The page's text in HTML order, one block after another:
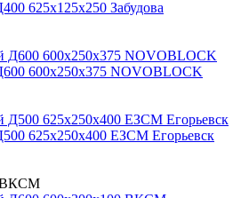
625x125x250 Забудова
600х250х375 NOVOBLOCK
625х250х400 ЕЗСМ Егорьевск
ВКСМ